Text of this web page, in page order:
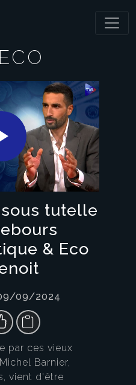
Play
Videotutelle
& Eco
09/2024
par ces vieux
Barnier,
vient d'être